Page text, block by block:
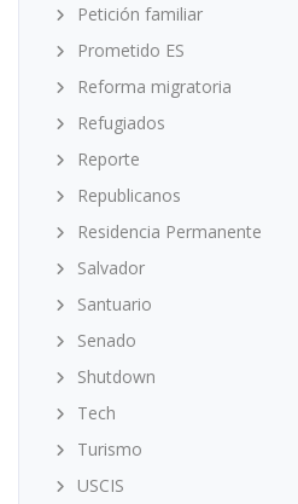
Petición familiar
Prometido ES
Reforma migratoria
Refugiados
Reporte
Republicanos
Residencia Permanente
Salvador
Santuario
Senado
Shutdown
Tech
Turismo
USCIS